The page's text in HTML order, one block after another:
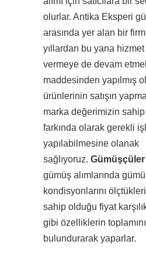
olurlar. Antika Eksperi
arasında yer alan bir
yıllardan bu yana
vermeye de devam
maddesinden yapılmış
ürünlerinin satışın
marka değerimizin
farkında olarak gerekli
yapılabilmesine olanak
sağlıyoruz.
gümüş alımlarında
kondisyonlarını
sahip olduğu fiyat
gibi özelliklerin
bulundurarak yaparlar.